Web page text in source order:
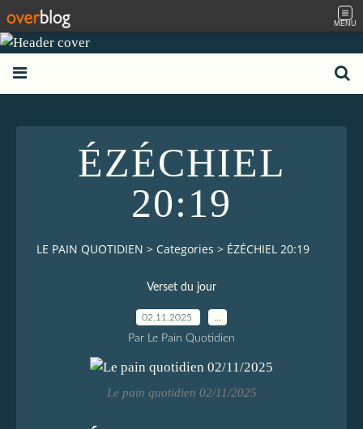
MENU
ÉZÉCHIEL
20:19
LE PAIN QUOTIDIEN > Categories > ÉZÉCHIEL 20:19
Verset du jour
02.11.2025
Par Le Pain Quotidien
Le pain quotidien 02/11/2025